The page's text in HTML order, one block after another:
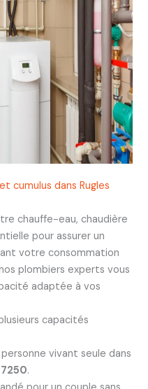
cumulus dans Rugles
chauffe-eau, chaudière
pour assurer un
votre consommation
plombiers experts vous
adaptée à vos
capacités
vivant seule dans
.